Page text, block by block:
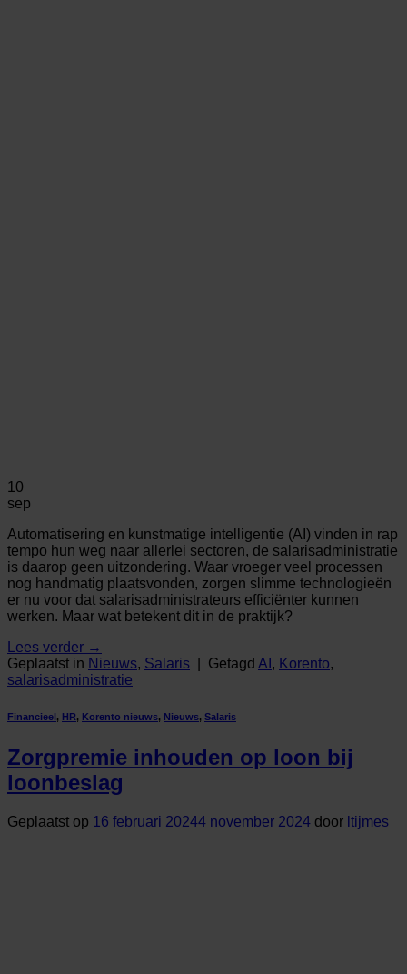
10
sep
Automatisering en kunstmatige intelligentie (AI) vinden in rap
tempo hun weg naar allerlei sectoren, de salarisadministratie
is daarop geen uitzondering. Waar vroeger veel processen
nog handmatig plaatsvonden, zorgen slimme technologieën
er nu voor dat salarisadministrateurs efficiënter kunnen
werken. Maar wat betekent dit in de praktijk?
Lees verder →
Geplaatst in Nieuws, Salaris Getagd AI , Korento,
salarisadministratie
Financieel, HR, Korento nieuws, Nieuws, Salaris
Zorgpremie inhouden op loon bij
loonbeslag
Geplaatst op 16 februari 20244 november 2024 door ltijmes